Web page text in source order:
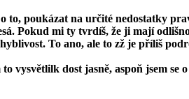
to, poukázat na určité nedostatky
Pokud mi ty tvrdíš, že ji mají
To ano, ale to zž je příliš
dost jasně, aspoň jsem